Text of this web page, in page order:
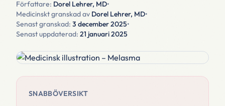
Författare: Dorel Lehrer, MD•
Medicinskt granskad av Dorel Lehrer, MD•
Senast granskad: 3 december 2025•
Senast uppdaterad: 21 januari 2025
SNABBÖVERSIKT